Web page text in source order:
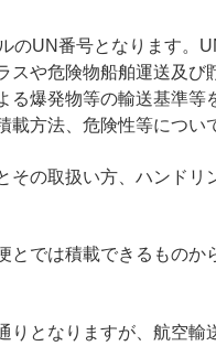
のUN番号となります。
スや危険物船舶運送及び
る爆発物等の輸送基準等
方法、危険性等につい
その取扱い方、ハンドリ
とでは積載できるものか
りとなりますが、航空輸